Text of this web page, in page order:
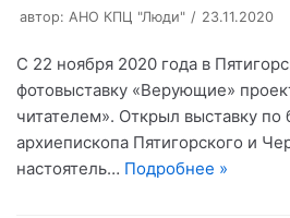
автор: АНО КПЦ "Люди" 23.11.2020
С 22 ноября 2020 года в
фотовыставку «Верующие»
читателем». Открыл выставку по
архиепископа Пятигорского и
настоятель… Подробнее »